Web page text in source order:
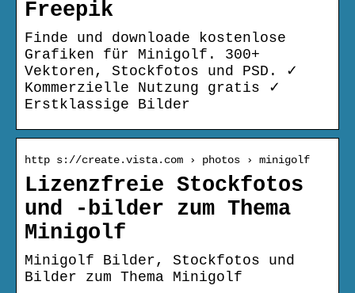
Freepik
Finde und downloade kostenlose
Grafiken für Minigolf. 300+
Vektoren, Stockfotos und PSD. ✓
Kommerzielle Nutzung gratis ✓
Erstklassige Bilder
http s://create.vista.com › photos › minigolf
Lizenzfreie Stockfotos
und -bilder zum Thema
Minigolf
Minigolf Bilder, Stockfotos und
Bilder zum Thema Minigolf